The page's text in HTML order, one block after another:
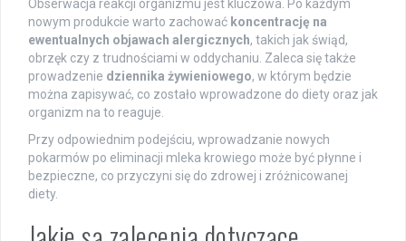
Obserwacja reakcji organizmu jest kluczowa. Po każdym
nowym produkcie warto zachować koncentrację na
ewentualnych objawach alergicznych, takich jak świąd,
obrzęk czy z trudnościami w oddychaniu. Zaleca się także
prowadzenie dziennika żywieniowego, w którym będzie
można zapisywać, co zostało wprowadzone do diety oraz jak
organizm na to reaguje.
Przy odpowiednim podejściu, wprowadzanie nowych
pokarmów po eliminacji mleka krowiego może być płynne i
bezpieczne, co przyczyni się do zdrowej i zróżnicowanej
diety.